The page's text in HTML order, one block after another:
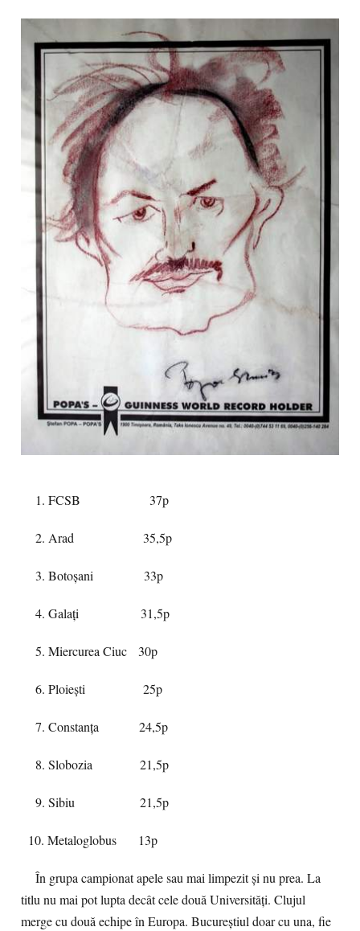
1. FCSB 37p
2. Arad 35,5p
3. Botoșani 33p
4. Galați 31,5p
5. Miercurea Ciuc 30p
6. Ploiești 25p
7. Constanța 24,5p
8. Slobozia 21,5p
9. Sibiu 21,5p
10. Metaloglobus 13p
În grupa campionat apele sau mai limpezit și nu prea. La
titlu nu mai pot lupta decât cele două Universități. Clujul
merge cu două echipe în Europa. Bucureștiul doar cu una, fie